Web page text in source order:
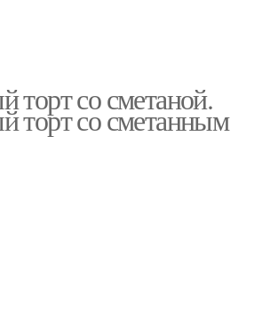
торт со сметаной.
торт со сметанным